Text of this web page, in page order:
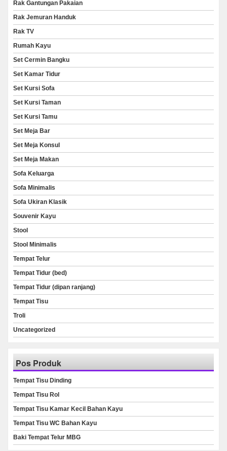
Rak Gantungan Pakaian
Rak Jemuran Handuk
Rak TV
Rumah Kayu
Set Cermin Bangku
Set Kamar Tidur
Set Kursi Sofa
Set Kursi Taman
Set Kursi Tamu
Set Meja Bar
Set Meja Konsul
Set Meja Makan
Sofa Keluarga
Sofa Minimalis
Sofa Ukiran Klasik
Souvenir Kayu
Stool
Stool Minimalis
Tempat Telur
Tempat Tidur (bed)
Tempat Tidur (dipan ranjang)
Tempat Tisu
Troli
Uncategorized
Pos Produk
Tempat Tisu Dinding
Tempat Tisu Rol
Tempat Tisu Kamar Kecil Bahan Kayu
Tempat Tisu WC Bahan Kayu
Baki Tempat Telur MBG